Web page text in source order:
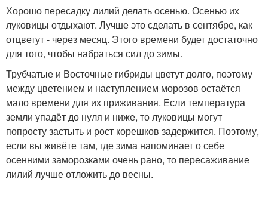
Хорошо пересадку лилий делать осенью. Осенью их
луковицы отдыхают. Лучше это сделать в сентябре, как
отцветут - через месяц. Этого времени будет достаточно
для того, чтобы набраться сил до зимы.
Трубчатые и Восточные гибриды цветут долго, поэтому
между цветением и наступлением морозов остаётся
мало времени для их приживания. Если температура
земли упадёт до нуля и ниже, то луковицы могут
попросту застыть и рост корешков задержится. Поэтому,
если вы живёте там, где зима напоминает о себе
осенними заморозками очень рано, то пересаживание
лилий лучше отложить до весны.